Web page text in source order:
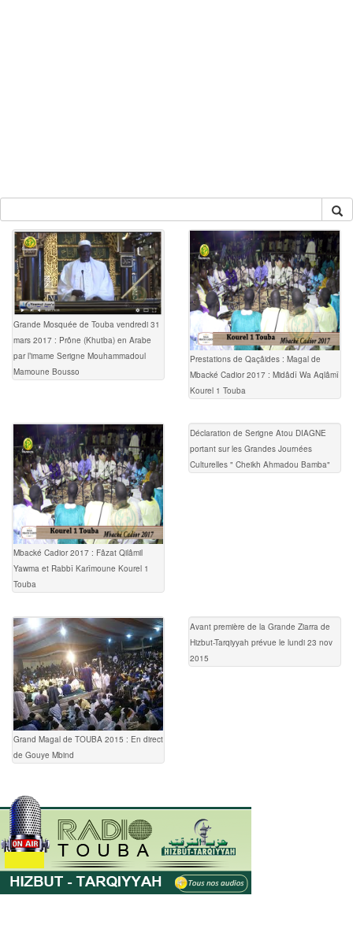
Grande Mosquée de Touba vendredi 31
mars 2017 : Prône (Khutba) en Arabe
par l’imame Serigne Mouhammadoul
Mamoune Bousso
Prestations de Qaçâides : Magal de
Mbacké Cadior 2017 : Midâdî Wa Aqlâmî
Kourel 1 Touba
Mbacké Cadior 2017 : Fâzat Qilâmil
Yawma et Rabbî Karîmoune Kourel 1
Touba
Déclaration de Serigne Atou DIAGNE
portant sur les Grandes Journées
Culturelles " Cheikh Ahmadou Bamba"
Grand Magal de TOUBA 2015 : En direct
de Gouye Mbind
Avant première de la Grande Ziarra de
Hizbut-Tarqiyyah prévue le lundi 23 nov
2015